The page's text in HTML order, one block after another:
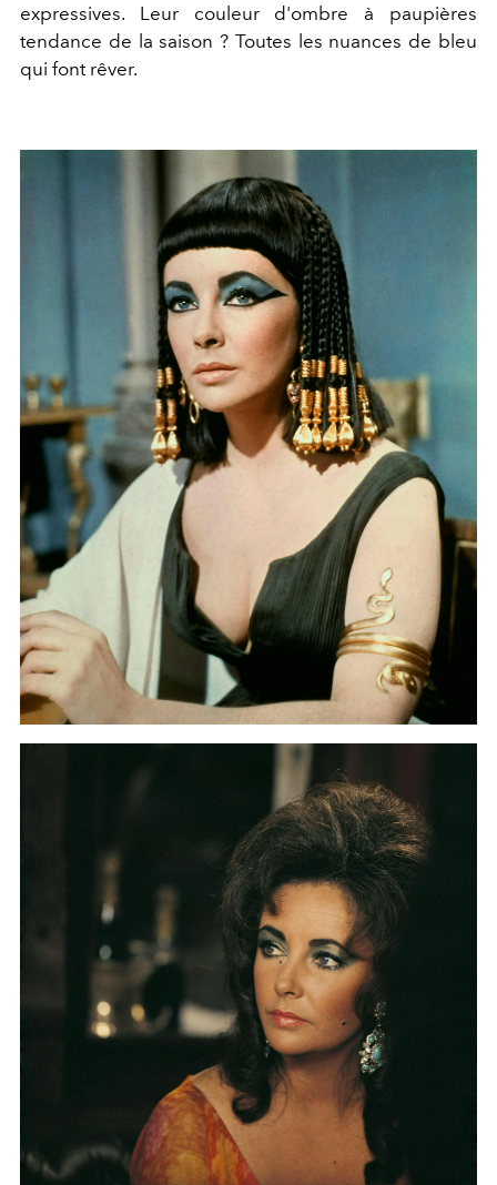
expressives. Leur couleur d'ombre à paupières
tendance de la saison ? Toutes les nuances de bleu
qui font rêver.